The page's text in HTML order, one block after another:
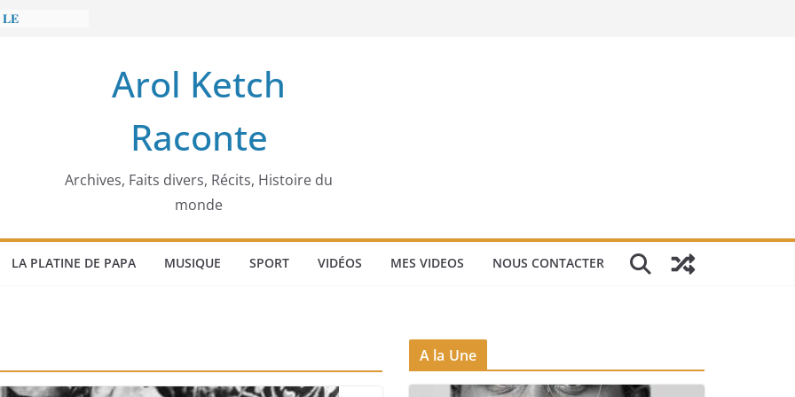
Arol Ketch
Raconte
Archives, Faits divers, Récits, Histoire du
monde
LA PLATINE DE PAPA MUSIQUE SPORT VIDÉOS MES VIDEOS NOUS CONTACTER
A la Une